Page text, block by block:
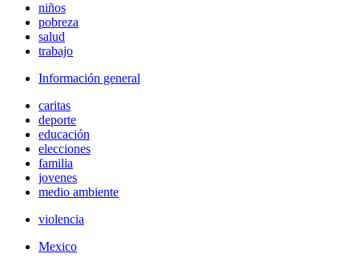
niños
pobreza
salud
trabajo
Información general
caritas
deporte
educación
elecciones
familia
jovenes
medio ambiente
violencia
Mexico